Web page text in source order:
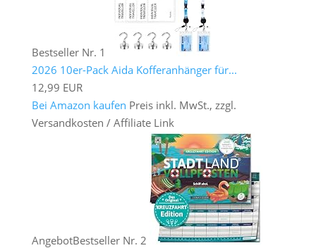
Bestseller Nr. 1
2026 10er-Pack Aida Kofferanhänger für...
12,99 EUR
Bei Amazon kaufen Preis inkl. MwSt., zzgl.
Versandkosten / Affiliate Link
AngebotBestseller Nr. 2